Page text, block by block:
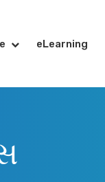
eLearning